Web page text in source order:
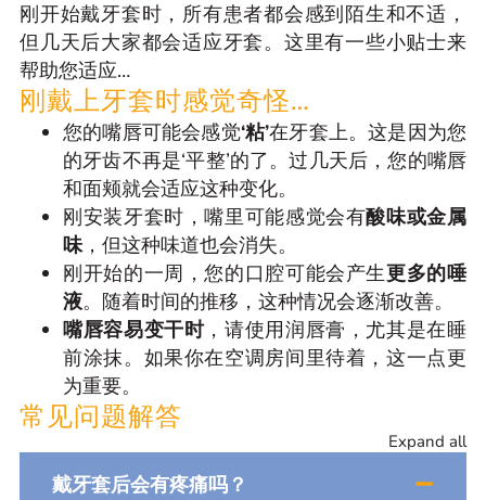
刚开始戴牙套时，所有患者都会感到陌生和不适，
但几天后大家都会适应牙套。这里有一些小贴士来
帮助您适应…
刚戴上牙套时感觉奇怪…
您的嘴唇可能会感觉‘粘’在牙套上。这是因为您
的牙齿不再是‘平整’的了。过几天后，您的嘴唇
和面颊就会适应这种变化。
刚安装牙套时，嘴里可能感觉会有酸味或金属
味，但这种味道也会消失。
刚开始的一周，您的口腔可能会产生更多的唾
液。随着时间的推移，这种情况会逐渐改善。
嘴唇容易变干时，请使用润唇膏，尤其是在睡
前涂抹。如果你在空调房间里待着，这一点更
为重要。
常见问题解答
Expand all
戴牙套后会有疼痛吗？